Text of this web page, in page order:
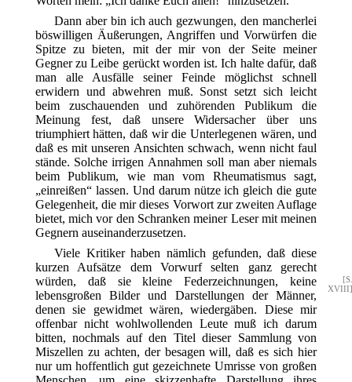
Dann aber bin ich auch gezwungen, den mancherlei
böswilligen Äußerungen, Angriffen und Vorwürfen die
Spitze zu bieten, mit der mir von der Seite meiner
Gegner zu Leibe gerückt worden ist. Ich halte dafür, daß
man alle Ausfälle seiner Feinde möglichst schnell
erwidern und abwehren muß. Sonst setzt sich leicht
beim zuschauenden und zuhörenden Publikum die
Meinung fest, daß unsere Widersacher über uns
triumphiert hätten, daß wir die Unterlegenen wären, und
daß es mit unseren Ansichten schwach, wenn nicht faul
stände. Solche irrigen Annahmen soll man aber niemals
beim Publikum, wie man vom Rheumatismus sagt,
„einreißen“ lassen. Und darum nütze ich gleich die gute
Gelegenheit, die mir dieses Vorwort zur zweiten Auflage
bietet, mich vor den Schranken meiner Leser mit meinen
Gegnern auseinanderzusetzen.
Viele Kritiker haben nämlich gefunden, daß diese
kurzen Aufsätze dem Vorwurf selten ganz gerecht
würden, daß
[S.
XVIII]
sie kleine Federzeichnungen, keine
lebensgroßen Bilder und Darstellungen der Männer,
denen sie gewidmet wären, wiedergäben. Diese mir
offenbar nicht wohlwollenden Leute muß ich darum
bitten, nochmals auf den Titel dieser Sammlung von
Miszellen zu achten, der besagen will, daß es sich hier
nur um hoffentlich gut gezeichnete Umrisse von großen